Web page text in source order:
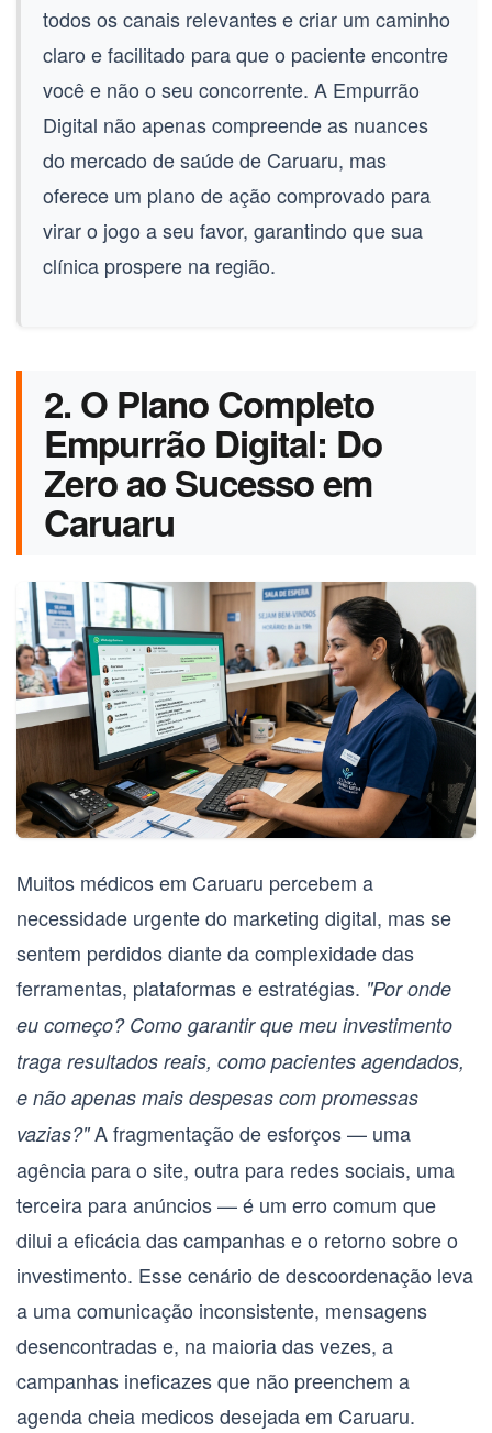
todos os canais relevantes e criar um caminho
claro e facilitado para que o paciente encontre
você e não o seu concorrente. A Empurrão
Digital não apenas compreende as nuances
do mercado de saúde de Caruaru, mas
oferece um plano de ação comprovado para
virar o jogo a seu favor, garantindo que sua
clínica prospere na região.
2. O Plano Completo
Empurrão Digital: Do
Zero ao Sucesso em
Caruaru
Muitos médicos em Caruaru percebem a
necessidade urgente do marketing digital, mas se
sentem perdidos diante da complexidade das
ferramentas, plataformas e estratégias. "Por onde
eu começo? Como garantir que meu investimento
traga resultados reais, como pacientes agendados,
e não apenas mais despesas com promessas
vazias?"A fragmentação de esforços — uma
agência para o site, outra para redes sociais, uma
terceira para anúncios — é um erro comum que
dilui a eficácia das campanhas e o retorno sobre o
investimento. Esse cenário de descoordenação leva
a uma comunicação inconsistente, mensagens
desencontradas e, na maioria das vezes, a
campanhas ineficazes que não preenchem a
agenda cheia medicosdesejada em Caruaru.